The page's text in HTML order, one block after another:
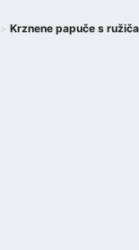
Krznene papuče s